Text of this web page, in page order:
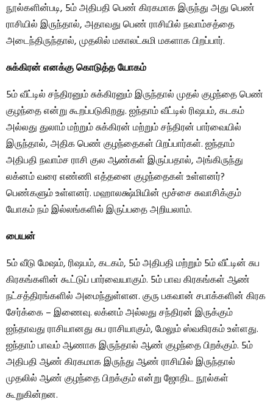
நூல்களின்படி, 5ம் அதிபதி பெண் கிரகமாக இருந்து அது பெண்
ராசியில் இருந்தால், அதாவது பெண் ராசியில் நவாம்சத்தை
அடைந்திருந்தால், முதலில் மகாலட்சுமி மகளாக பிறப்பார்.
சுக்கிரன் எனக்கு கொடுத்த யோகம்
5ம் வீட்டில் சந்திரனும் சுக்கிரனும் இருந்தால் முதல் குழந்தை பெண்
குழந்தை என்று கூறப்படுகிறது. ஐந்தாம் வீட்டில் ரிஷபம், கடகம்
அல்லது துலாம் மற்றும் சுக்கிரன் மற்றும் சந்திரன் பார்வையில்
இருந்தால், அதிக பெண் குழந்தைகள் பிறப்பார்கள். ஐந்தாம்
அதிபதி நவாம்ச ராசி குல ஆண்கள் இருப்பதால், அங்கிருந்து
லக்னம் வரை எண்ணி எத்தனை குழந்தைகள் உள்ளனர்?
பெண்களும் உள்ளனர். மஹாலக்ஷ்மியின் மூச்சை சுவாசிக்கும்
யோகம் நம் இல்லங்களில் இருப்பதை அறியலாம்.
பையன்
5ம் வீடு மேஷம், ரிஷபம், கடகம், 5ம் அதிபதி மற்றும் 5ம் வீட்டின் சுப
கிரகங்களின் கூட்டுப் பார்வையாகும். 5ம் பாவ கிரகங்கள் ஆண்
நட்சத்திரங்களில் அமைந்துள்ளன. குரு பகவான் சபாக்களின் கிரக
சேர்க்கை – இணைவு. லக்னம் அல்லது சந்திரன் இருக்கும்
ஐந்தாவது ராசியானது சுப ராசியாகும், மேலும் ஸ்வகிரகம் உள்ளது.
ஐந்தாம் பாவம் ஆணாக இருந்தால் ஆண் குழந்தை பிறக்கும். 5ம்
அதிபதி ஆண் கிரகமாக இருந்து ஆண் ராசியில் இருந்தால்
முதலில் ஆண் குழந்தை பிறக்கும் என்று ஜோதிட நூல்கள்
கூறுகின்றன.